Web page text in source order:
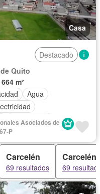
Casa
Destacado
Quito
664 m²
Agua
Sin amoblar
Asociados de
P
Carcelén
69 resultados
Carcelén
69